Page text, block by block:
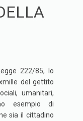
222/85, lo
del gettito
umanitari,
esempio di
sia il cittadino